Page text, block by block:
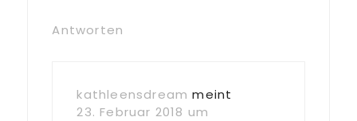
Antworten
kathleensdream meint
23. Februar 2018 um